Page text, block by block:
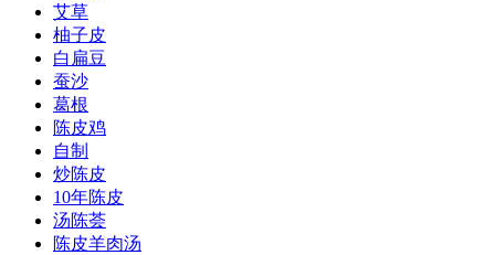
艾草
柚子皮
白扁豆
蚕沙
葛根
陈皮鸡
自制
炒陈皮
10年陈皮
汤陈荟
陈皮羊肉汤